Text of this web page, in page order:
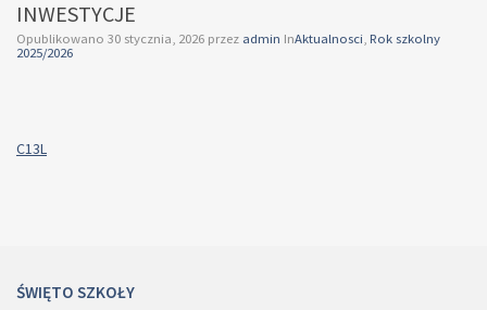
INWESTYCJE
Opublikowano 30 stycznia, 2026 przez admin InAktualnosci, Rok szkolny
2025/2026
C13L
ŚWIĘTO SZKOŁY